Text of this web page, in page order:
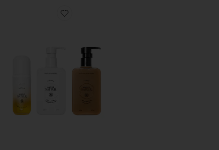
Favorite HIDRATANTES CORPORAIS THE HOLI